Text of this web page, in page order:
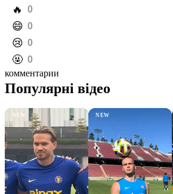
️🔥 0
️😄 0
️😢 0
️🤬 0
комментарии